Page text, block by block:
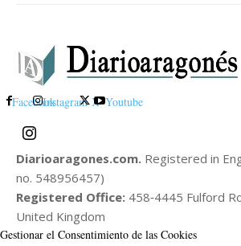
FacebookInstagram X Youtube
Diarioaragones.com. Registered in
no. 548956457)
Registered Office: 458‑4445 Fulford
United Kingdom
Gestionar el Consentimiento de las Cookies